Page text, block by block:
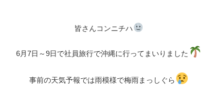
皆さんコンニチハ
6月7日～9日で社員旅行で沖縄に行ってまいりました
事前の天気予報では雨模様で梅雨まっしぐら